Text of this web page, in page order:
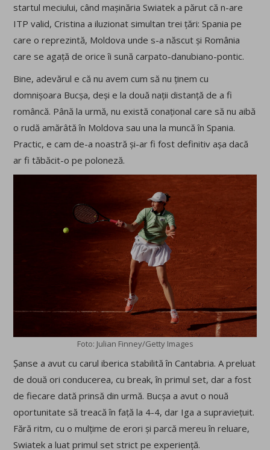
startul meciului, când mașinăria Swiatek a părut că n-are
ITP valid, Cristina a iluzionat simultan trei țări: Spania pe
care o reprezintă, Moldova unde s-a născut și România
care se agață de orice îi sună carpato-danubiano-pontic.
Bine, adevărul e că nu avem cum să nu ținem cu
domnișoara Bucșa, deși e la două nații distanță de a fi
româncă. Până la urmă, nu există conațional care să nu aibă
o rudă amărâtă în Moldova sau una la muncă în Spania.
Practic, e cam de-a noastră și-ar fi fost definitiv așa dacă
ar fi tăbăcit-o pe poloneză.
Foto: Julian Finney/Getty Images
Șanse a avut cu carul iberica stabilită în Cantabria. A preluat
de două ori conducerea, cu break, în primul set, dar a fost
de fiecare dată prinsă din urmă. Bucșa a avut o nouă
oportunitate să treacă în față la 4-4, dar Iga a supraviețuit.
Fără ritm, cu o mulțime de erori și parcă mereu în reluare,
Swiatek a luat primul set strict pe experiență.